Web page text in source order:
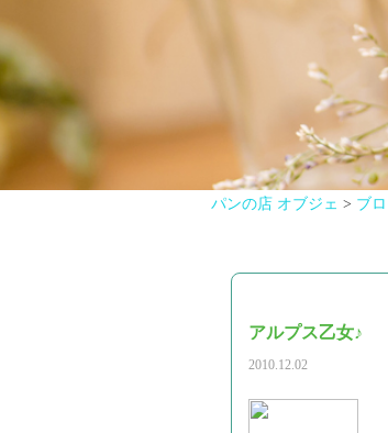
パンの店 オブジェ > ブ
アルプス乙女♪
2010.12.02